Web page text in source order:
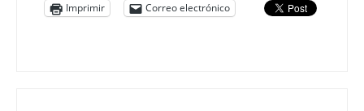
Imprimir Correo electrónico